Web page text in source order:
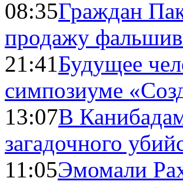
08:35Граждан
продажу
21:41Будущее
симпозиуме
13:07В
загадочного
11:05Эмомали